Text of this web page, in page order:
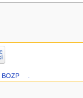
BOZP .